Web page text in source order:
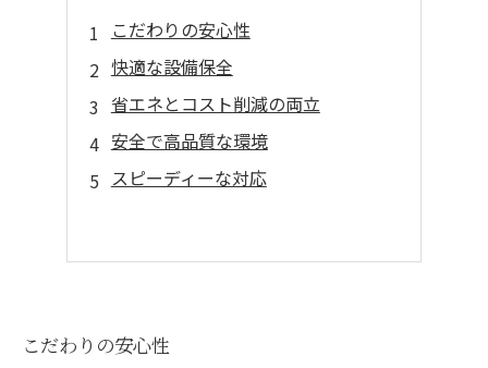
こだわりの安心性
快適な設備保全
省エネとコスト削減の両立
安全で高品質な環境
スピーディーな対応
こだわりの安心性